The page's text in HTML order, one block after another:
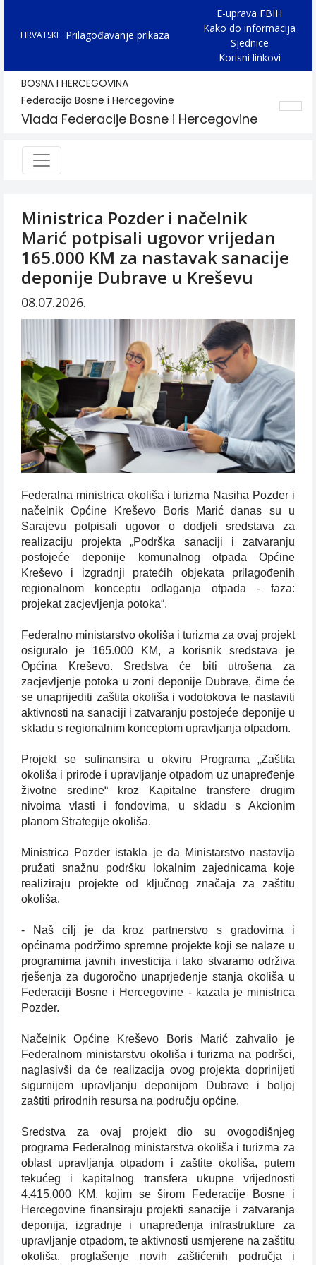
HRVATSKI Prilagođavanje prikaza
E-uprava FBIH
Kako do informacija
Sjednice
Korisni linkovi
BOSNA I HERCEGOVINA
Federacija Bosne i Hercegovine
Vlada Federacije Bosne i Hercegovine
Ministrica Pozder i načelnik
Marić potpisali ugovor vrijedan
165.000 KM za nastavak sanacije
deponije Dubrave u Kreševu
08.07.2026.
Federalna ministrica okoliša i turizma Nasiha Pozder i
načelnik Općine Kreševo Boris Marić danas su u
Sarajevu potpisali ugovor o dodjeli sredstava za
realizaciju projekta „Podrška sanaciji i zatvaranju
postojeće deponije komunalnog otpada Općine
Kreševo i izgradnji pratećih objekata prilagođenih
regionalnom konceptu odlaganja otpada - faza:
projekat zacjevljenja potoka“.
Federalno ministarstvo okoliša i turizma za ovaj projekt
osiguralo je 165.000 KM, a korisnik sredstava je
Općina Kreševo. Sredstva će biti utrošena za
zacjevljenje potoka u zoni deponije Dubrave, čime će
se unaprijediti zaštita okoliša i vodotokova te nastaviti
aktivnosti na sanaciji i zatvaranju postojeće deponije u
skladu s regionalnim konceptom upravljanja otpadom.
Projekt se sufinansira u okviru Programa „Zaštita
okoliša i prirode i upravljanje otpadom uz unapređenje
životne sredine“ kroz Kapitalne transfere drugim
nivoima vlasti i fondovima, u skladu s Akcionim
planom Strategije okoliša.
Ministrica Pozder istakla je da Ministarstvo nastavlja
pružati snažnu podršku lokalnim zajednicama koje
realiziraju projekte od ključnog značaja za zaštitu
okoliša.
- Naš cilj je da kroz partnerstvo s gradovima i
općinama podržimo spremne projekte koji se nalaze u
programima javnih investicija i tako stvaramo održiva
rješenja za dugoročno unaprjeđenje stanja okoliša u
Federaciji Bosne i Hercegovine - kazala je ministrica
Pozder.
Načelnik Općine Kreševo Boris Marić zahvalio je
Federalnom ministarstvu okoliša i turizma na podršci,
naglasivši da će realizacija ovog projekta doprinijeti
sigurnijem upravljanju deponijom Dubrave i boljoj
zaštiti prirodnih resursa na području općine.
Sredstva za ovaj projekt dio su ovogodišnjeg
programa Federalnog ministarstva okoliša i turizma za
oblast upravljanja otpadom i zaštite okoliša, putem
tekućeg i kapitalnog transfera ukupne vrijednosti
4.415.000 KM, kojim se širom Federacije Bosne i
Hercegovine finansiraju projekti sanacije i zatvaranja
deponija, izgradnje i unapređenja infrastrukture za
upravljanje otpadom, te aktivnosti usmjerene na zaštitu
okoliša, proglašenje novih zaštićenih područja i